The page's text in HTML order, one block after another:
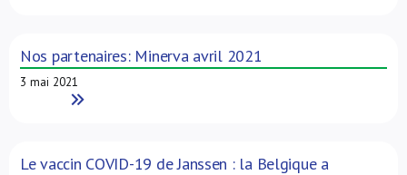
Nos partenaires: Minerva avril 2021
3 mai 2021
Read More
Le vaccin COVID-19 de Janssen : la Belgique a